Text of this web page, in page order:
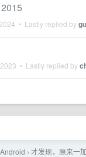
• Lastly replied by
• Lastly replied by
Android › 才发现，原来一